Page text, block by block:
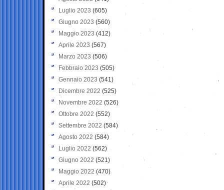
Luglio 2023 (605)
Giugno 2023 (560)
Maggio 2023 (412)
Aprile 2023 (567)
Marzo 2023 (506)
Febbraio 2023 (505)
Gennaio 2023 (541)
Dicembre 2022 (525)
Novembre 2022 (526)
Ottobre 2022 (552)
Settembre 2022 (584)
Agosto 2022 (584)
Luglio 2022 (562)
Giugno 2022 (521)
Maggio 2022 (470)
Aprile 2022 (502)